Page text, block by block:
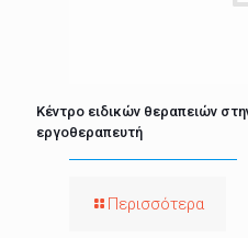
Κέντρο ειδικών θεραπειών
εργοθεραπευτή
Περισσότερα